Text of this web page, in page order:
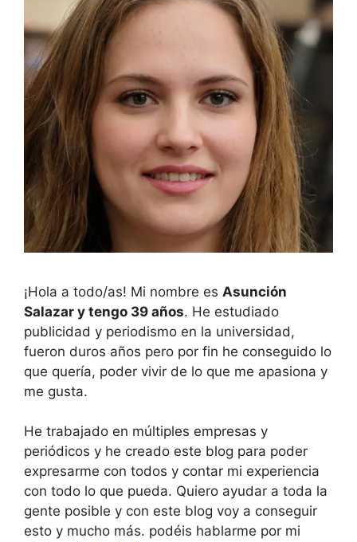
¡Hola a todo/as! Mi nombre es Asunción
Salazar y tengo 39 años. He estudiado
publicidad y periodismo en la universidad,
fueron duros años pero por fin he conseguido lo
que quería, poder vivir de lo que me apasiona y
me gusta.
He trabajado en múltiples empresas y
periódicos y he creado este blog para poder
expresarme con todos y contar mi experiencia
con todo lo que pueda. Quiero ayudar a toda la
gente posible y con este blog voy a conseguir
esto y mucho más. podéis hablarme por mi